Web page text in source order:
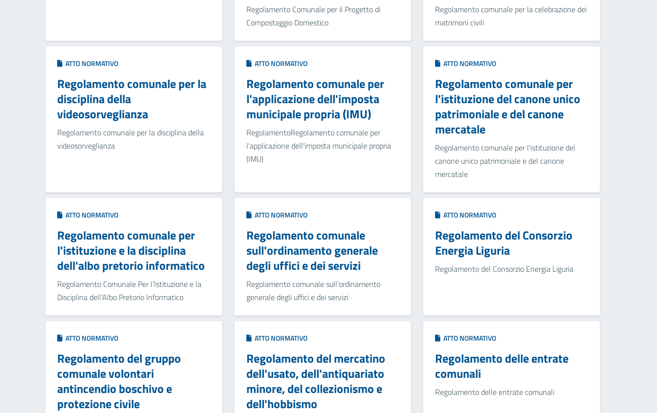
Regolamento Comunale per il Progetto di
Compostaggio Domestico
Regolamento comunale per la celebrazione dei
matrimoni civili
ATTO NORMATIVO
Regolamento comunale per la
disciplina della
videosorveglianza
Regolamento comunale per la disciplina della
videosorveglianza
ATTO NORMATIVO
Regolamento comunale per
l'applicazione dell'imposta
municipale propria (IMU)
RegolamentoRegolamento comunale per
l'applicazione dell'imposta municipale propria
(IMU)
ATTO NORMATIVO
Regolamento comunale per
l'istituzione del canone unico
patrimoniale e del canone
mercatale
Regolamento comunale per l'istituzione del
canone unico patrimoniale e del canone
mercatale
ATTO NORMATIVO
Regolamento comunale per
l'istituzione e la disciplina
dell'albo pretorio informatico
Regolamento Comunale Per l’Istituzione e la
Disciplina dell'Albo Pretorio Informatico
ATTO NORMATIVO
Regolamento comunale
sull'ordinamento generale
degli uffici e dei servizi
Regolamento comunale sull'ordinamento
generale degli uffici e dei servizi
ATTO NORMATIVO
Regolamento del Consorzio
Energia Liguria
Regolamento del Consorzio Energia Liguria
ATTO NORMATIVO
Regolamento del gruppo
comunale volontari
antincendio boschivo e
protezione civile
ATTO NORMATIVO
Regolamento del mercatino
dell'usato, dell'antiquariato
minore, del collezionismo e
dell'hobbismo
ATTO NORMATIVO
Regolamento delle entrate
comunali
Regolamento delle entrate comunali